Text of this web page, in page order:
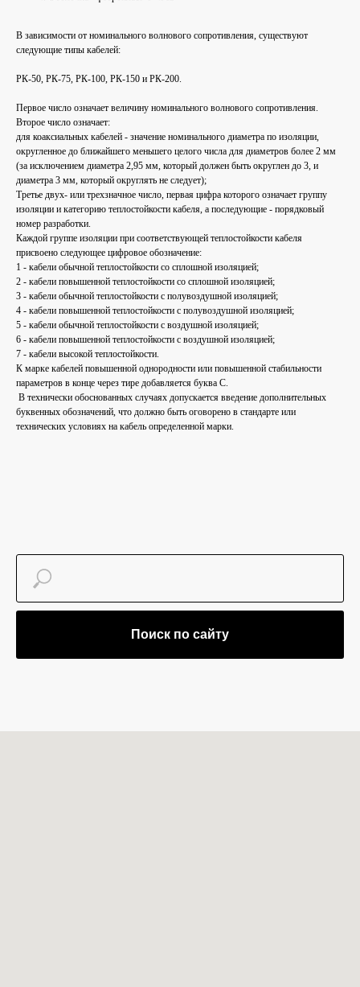
В зависимости от номинального волнового сопротивления, существуют
следующие типы кабелей:
РК-50, РК-75, РК-100, РК-150 и РК-200.
Первое число означает величину номинального волнового сопротивления.
Второе число означает:
для коаксиальных кабелей - значение номинального диаметра по изоляции,
округленное до ближайшего меньшего целого числа для диаметров более 2 мм
(за исключением диаметра 2,95 мм, который должен быть округлен до 3, и
диаметра 3 мм, который округлять не следует);
Третье двух- или трехзначное число, первая цифра которого означает группу
изоляции и категорию теплостойкости кабеля, а последующие - порядковый
номер разработки.
Каждой группе изоляции при соответствующей теплостойкости кабеля
присвоено следующее цифровое обозначение:
1 - кабели обычной теплостойкости со сплошной изоляцией;
2 - кабели повышенной теплостойкости со сплошной изоляцией;
3 - кабели обычной теплостойкости с полувоздушной изоляцией;
4 - кабели повышенной теплостойкости с полувоздушной изоляцией;
5 - кабели обычной теплостойкости с воздушной изоляцией;
6 - кабели повышенной теплостойкости с воздушной изоляцией;
7 - кабели высокой теплостойкости.
К марке кабелей повышенной однородности или повышенной стабильности
параметров в конце через тире добавляется буква С.
В технически обоснованных случаях допускается введение дополнительных
буквенных обозначений, что должно быть оговорено в стандарте или
технических условиях на кабель определенной марки.
Поиск по сайту